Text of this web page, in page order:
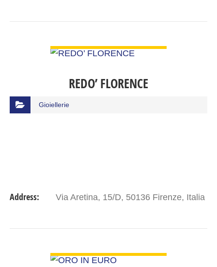
REDO’ FLORENCE
Gioiellerie
Address: Via Aretina, 15/D, 50136 Firenze, Italia